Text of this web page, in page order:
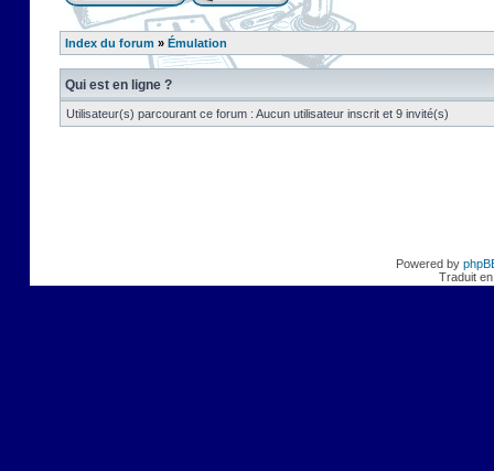
Index du forum » Émulation
Qui est en ligne ?
Utilisateur(s) parcourant ce forum : Aucun utilisateur inscrit et 9 invité(s)
Powered by
Traduit